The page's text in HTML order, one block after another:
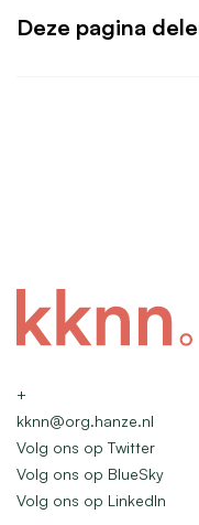
Deze pagina
+
kknn@org.hanze.nl
Volg ons op Twitter
Volg ons op BlueSky
Volg ons op LinkedIn